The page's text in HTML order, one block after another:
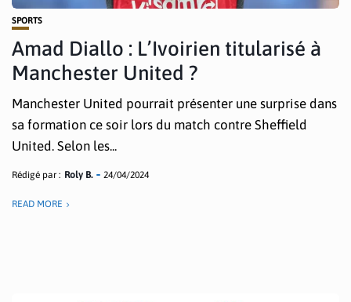
SPORTS
Amad Diallo : L’Ivoirien titularisé à
Manchester United ?
Manchester United pourrait présenter une surprise dans
sa formation ce soir lors du match contre Sheffield
United. Selon les...
Rédigé par : Roly B. 24/04/2024
READ MORE